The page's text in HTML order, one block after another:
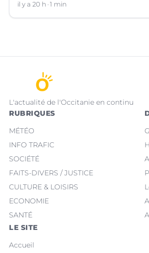
Jusqu’à quand ?
il y a 20 h 1 min
L'actualité de l'Occitanie en continu
RUBRIQUES
MÉTÉO
INFO TRAFIC
SOCIÉTÉ
FAITS-DIVERS / JUSTICE
CULTURE & LOISIRS
ECONOMIE
SANTÉ
LE SITE
Accueil